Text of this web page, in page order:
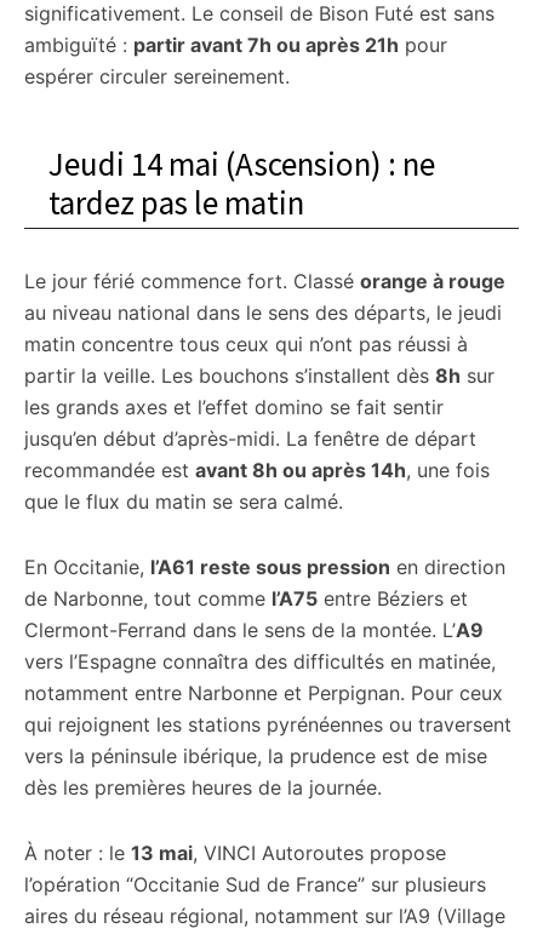
significativement. Le conseil de Bison Futé est sans
ambiguïté : partir avant 7h ou après 21h pour
espérer circuler sereinement.
Jeudi 14 mai (Ascension) : ne
tardez pas le matin
Le jour férié commence fort. Classé orange à rouge
au niveau national dans le sens des départs, le jeudi
matin concentre tous ceux qui n’ont pas réussi à
partir la veille. Les bouchons s’installent dès 8h sur
les grands axes et l’effet domino se fait sentir
jusqu’en début d’après-midi. La fenêtre de départ
recommandée est avant 8h ou après 14h, une fois
que le flux du matin se sera calmé.
En Occitanie, l’A61 reste sous pression en direction
de Narbonne, tout comme l’A75 entre Béziers et
Clermont-Ferrand dans le sens de la montée. L’A9
vers l’Espagne connaîtra des difficultés en matinée,
notamment entre Narbonne et Perpignan. Pour ceux
qui rejoignent les stations pyrénéennes ou traversent
vers la péninsule ibérique, la prudence est de mise
dès les premières heures de la journée.
À noter : le 13 mai, VINCI Autoroutes propose
l’opération “Occitanie Sud de France” sur plusieurs
aires du réseau régional, notamment sur l’A9 (Village